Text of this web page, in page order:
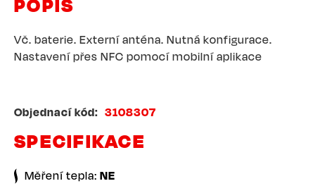
Vč. baterie. Externí anténa. Nutná konfigurace.
Nastavení přes NFC pomocí mobilní aplikace
Objednací kód 3108307
SPECIFIKACE
Měření tepla: NE